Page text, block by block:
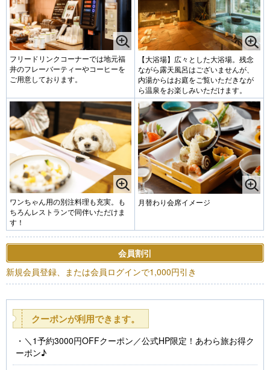
フリードリンクコーナーでは地元福
井のフレーバーティーやコーヒーを
ご用意しております。
【大浴場】広々とした大浴場。残念
ながら露天風呂はございませんが、
内湯からはお庭をご覧いただきなが
ら温泉をお楽しみいただけます。
ワンちゃん用の別注料理も充実。も
ちろんレストランで同伴いただけま
す！
月替わり会席イメージ
会員割引
新規会員登録、または会員ログインで1,000円引き
クーポンが利用できます。
＼1予約3000円OFFクーポン／公式HP限定！あわら旅お得ク
ーポン♪